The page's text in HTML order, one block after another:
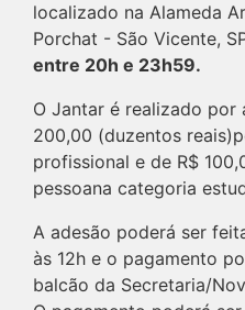
localizado na Alameda
Porchat - São Vicente,
entre 20h e 23h59.
O Jantar é realizado por
200,00 (duzentos
profissional e de R$
pessoana categoria
A adesão poderá ser
às 12h e o pagamento
balcão da Secretaria/